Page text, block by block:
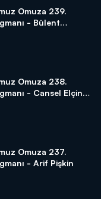
Omuza 239.
- Bülent
Omuza 238.
- Cansel Elçin
Omuza 237.
- Arif Pişkin